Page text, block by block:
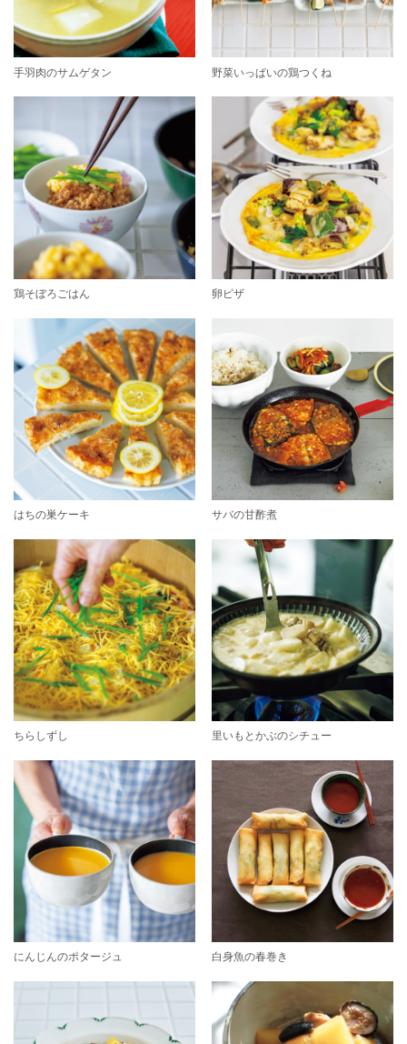
手羽肉のサムゲタン 野菜いっぱいの鶏つくね
鶏そぼろごはん 卵ピザ
はちの巣ケーキ サバの甘酢煮
ちらしずし 里いもとかぶのシチュー
にんじんのポタージュ 白身魚の春巻き